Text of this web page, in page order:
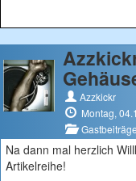
Azzkickr
Montag,
Gastbeiträge
Na dann mal herzlich
Artikelreihe!